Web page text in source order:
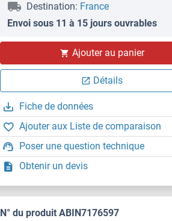
Destination: France
Envoi sous 11 à 15 jours ouvrables
Ajouter au panier
Détails
Fiche de données
Ajouter aux Liste de comparaison
Poser une question technique
Obtenir un devis
N° du produit ABIN7176597